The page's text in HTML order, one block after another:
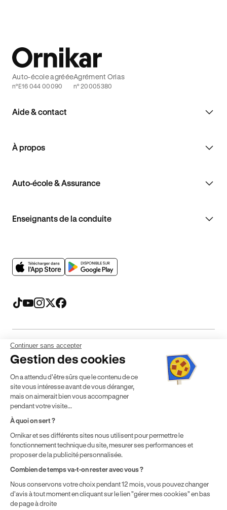
Aide & contact
À propos
Auto-école & Assurance
Enseignants de la conduite
Auto-école agréée
n°E16 044 00090
Agrément Orias
n° 20005380
Mentions légales CGV CGU Politique de confidentialité
* Détail des conditions de nos offres
localisation géographique et du type de formules que vous
achetez comme détaillé dans nosConditions Générales de
Vente.
Continuer sans accepter
Gestion des cookies
On a attendu d'être sûrs que le contenu de ce
site vous intéresse avant de vous déranger,
mais on aimerait bien vous accompagner
pendant votre visite...
À quoi on sert ?
Ornikar et ses différents sites nous utilisent pour permettre le
fonctionnement technique du site, mesurer ses performances et
proposer de la publicité personnalisée.
Combien de temps va-t-on rester avec vous ?
Nous conservons votre choix pendant 12 mois, vous pouvez changer
d'avis à tout moment en cliquant sur le lien "gérer mes cookies" en bas
de page à droite